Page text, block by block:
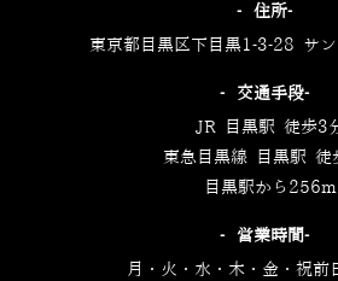
‐住所‐
東京都目黒区下目黒1-3-28 サ
‐交通手段‐
JR 目黒駅 徒歩3
東急目黒線 目黒駅 徒
目黒駅から256m
‐営業時間‐
月・火・水・木・金・祝前